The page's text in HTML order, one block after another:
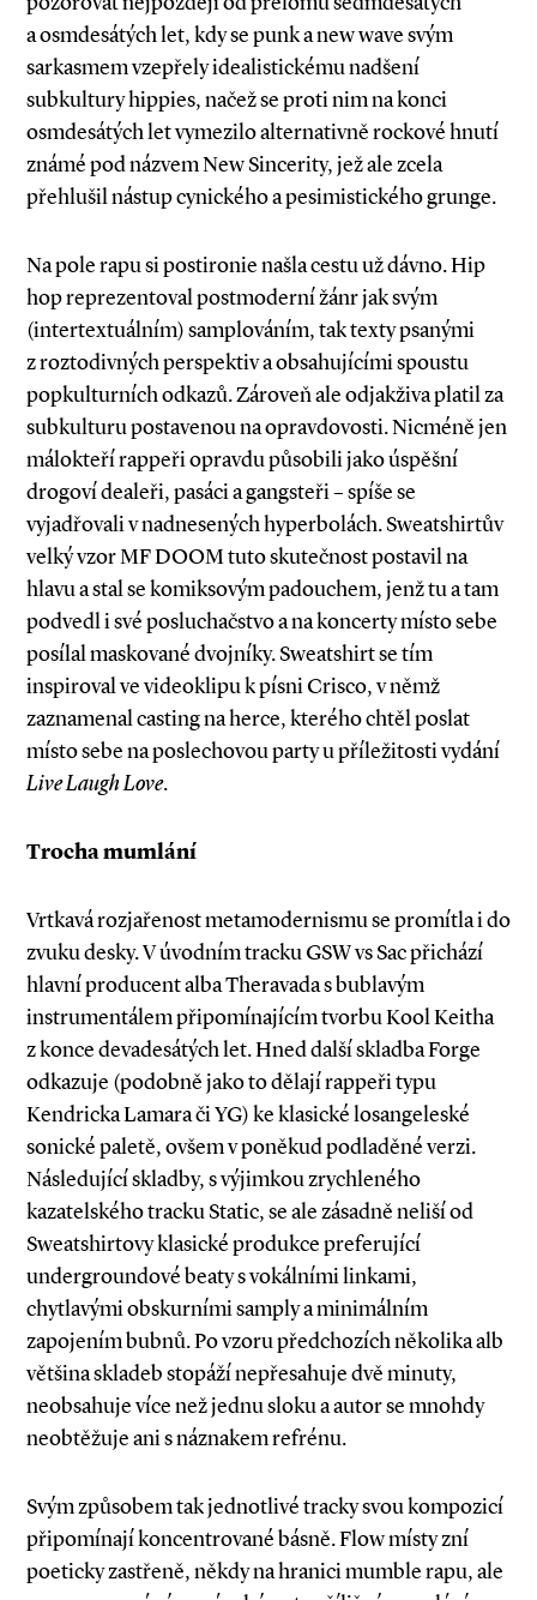
a osmdesátých let, kdy se punk a new wave svým
sarkasmem vzepřely idealistickému nadšení
subkultury hippies, načež se proti nim na konci
osmdesátých let vymezilo alternativně rockové hnutí
známé pod názvem New Sincerity, jež ale zcela
přehlušil nástup cynického a pesimistického grunge.
Na pole rapu si postironie našla cestu už dávno. Hip
hop reprezentoval postmoderní žánr jak svým
(intertextuálním) samplováním, tak texty psanými
z roztodivných perspektiv a obsahujícími spoustu
popkulturních odkazů. Zároveň ale odjakživa platil za
subkulturu postavenou na opravdovosti. Nicméně jen
málokteří rappeři opravdu působili jako úspěšní
drogoví dealeři, pasáci a gangsteři – spíše se
vyjadřovali v nadnesených hyperbolách. Sweatshirtův
velký vzor MF DOOM tuto skutečnost postavil na
hlavu a stal se komiksovým padouchem, jenž tu a tam
podvedl i své posluchačstvo a na koncerty místo sebe
posílal maskované dvojníky. Sweatshirt se tím
inspiroval ve videoklipu k písni Crisco, v němž
zaznamenal casting na herce, kterého chtěl poslat
místo sebe na poslechovou party u příležitosti vydání
Live Laugh Love.
Trocha mumlání
Vrtkavá rozjařenost metamodernismu se promítla i do
zvuku desky. V úvodním tracku GSW vs Sac přichází
hlavní producent alba Theravada s bublavým
instrumentálem připomínajícím tvorbu Kool Keitha
z konce devadesátých let. Hned další skladba Forge
odkazuje (podobně jako to dělají rappeři typu
Kendricka Lamara či YG) ke klasické losangeleské
sonické paletě, ovšem v poněkud podladěné verzi.
Následující skladby, s výjimkou zrychleného
kazatelského tracku Static, se ale zásadně neliší od
Sweatshirtovy klasické produkce preferující
undergroundové beaty s vokálními linkami,
chytlavými obskurními samply a minimálním
zapojením bubnů. Po vzoru předchozích několika alb
většina skladeb stopáží nepřesahuje dvě minuty,
neobsahuje více než jednu sloku a autor se mnohdy
neobtěžuje ani s náznakem refrénu.
Svým způsobem tak jednotlivé tracky svou kompozicí
připomínají koncentrované básně. Flow místy zní
poeticky zastřeně, někdy na hranici mumble rapu, ale